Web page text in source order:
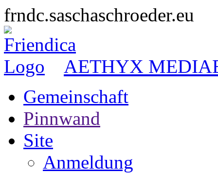
frndc.saschaschroeder.eu
AETHYX
Gemeinschaft
Pinnwand
Site
Anmeldung